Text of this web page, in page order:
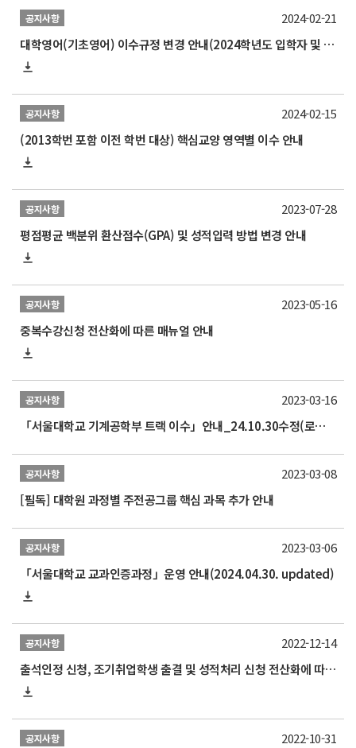
공지사항
대학영어(기초영어) 이수규정 변경 안내(2024학년도 입학자 및 2024학년도 1학기부터 적용)
2024-02-21
공지사항
(2013학번 포함 이전 학번 대상) 핵심교양 영역별 이수 안내
2024-02-15
공지사항
평점평균 백분위 환산점수(GPA) 및 성적입력 방법 변경 안내
2023-07-28
공지사항
중복수강신청 전산화에 따른 매뉴얼 안내
2023-05-16
공지사항
「서울대학교 기계공학부 트랙 이수」안내_24.10.30수정(로봇 비전 교과목 추가)
2023-03-16
공지사항
[필독] 대학원 과정별 주전공그룹 핵심 과목 추가 안내
2023-03-08
공지사항
「서울대학교 교과인증과정」운영 안내(2024.04.30. updated)
2023-03-06
공지사항
출석인정 신청, 조기취업학생 출결 및 성적처리 신청 전산화에 따른 매뉴얼 안내
2022-12-14
공지사항 2022-10-31